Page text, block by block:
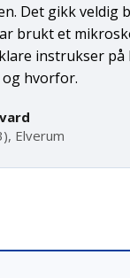
Det gikk veldig
brukt et
instrukser på
hvorfor.
Elverum